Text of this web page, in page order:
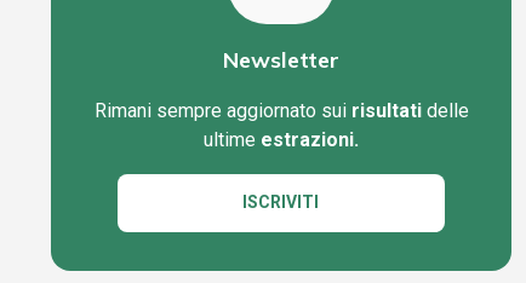
Newsletter
Rimani sempre aggiornato sui risultatidelle
ultime estrazioni.
ISCRIVITI